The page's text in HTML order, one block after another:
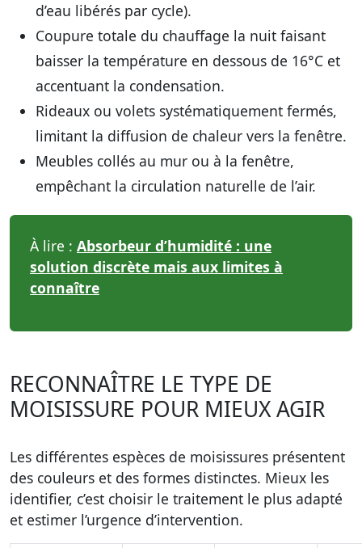
d’eau libérés par cycle).
Coupure totale du chauffage la nuit faisant
baisser la température en dessous de 16°C et
accentuant la condensation.
Rideaux ou volets systématiquement fermés,
limitant la diffusion de chaleur vers la fenêtre.
Meubles collés au mur ou à la fenêtre,
empêchant la circulation naturelle de l’air.
À lire : Absorbeur d’humidité : une
solution discrète mais aux limites à
connaître
RECONNAÎTRE LE TYPE DE
MOISISSURE POUR MIEUX AGIR
Les différentes espèces de moisissures présentent
des couleurs et des formes distinctes. Mieux les
identifier, c’est choisir le traitement le plus adapté
et estimer l’urgence d’intervention.